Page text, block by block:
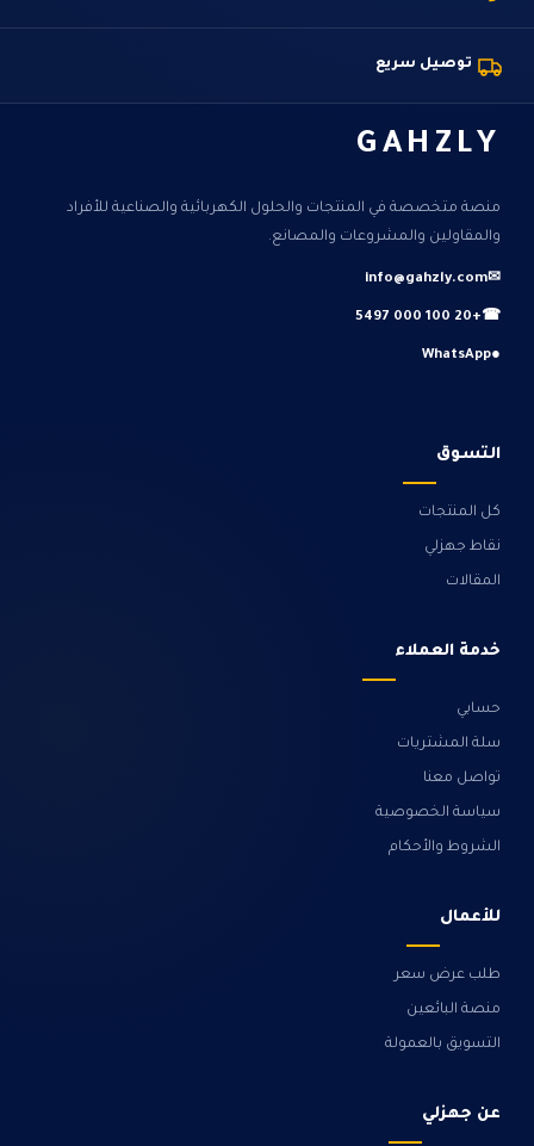
توصيل سريع
GAHZLY
منصة متخصصة في المنتجات والحلول الكهربائية والصناعية للأفراد
والمقاولين والمشروعات والمصانع.
✉
info@gahzly.com
☎
+20 100 000 5497
●
WhatsApp
التسوق
كل المنتجات
نقاط جهزلي
المقالات
خدمة العملاء
حسابي
سلة المشتريات
تواصل معنا
سياسة الخصوصية
الشروط والأحكام
للأعمال
طلب عرض سعر
منصة البائعين
التسويق بالعمولة
عن جهزلي